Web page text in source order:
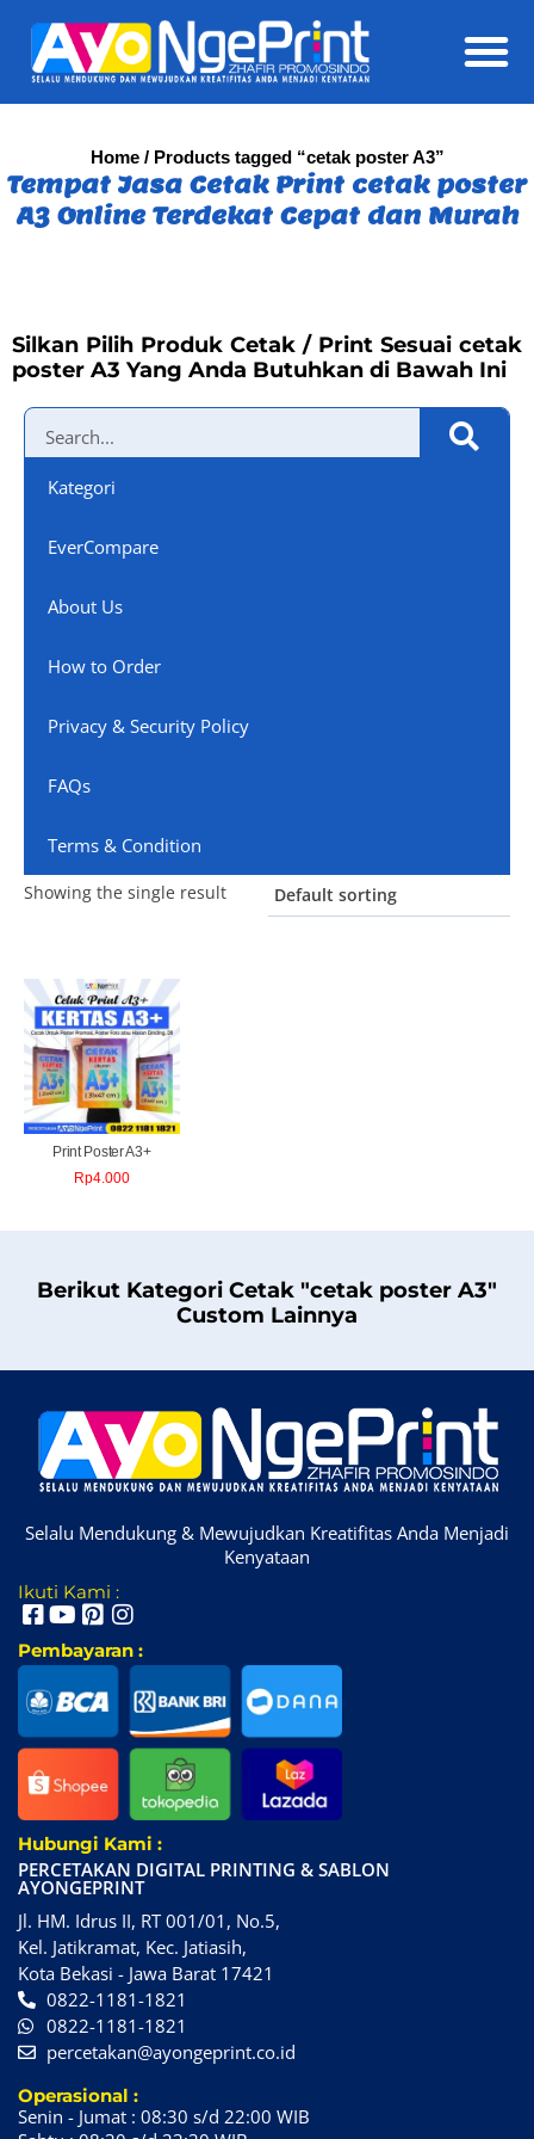
Home/ Products tagged “cetak poster A3”
Tempat Jasa Cetak Print cetak poster
A3 Online Terdekat Cepat dan Murah
Silkan Pilih Produk Cetak / Print Sesuai cetak
poster A3 Yang Anda Butuhkan di Bawah Ini
Kategori
EverCompare
About Us
How to Order
Privacy & Security Policy
FAQs
Terms & Condition
Showing the single result
Print Poster A3+
Rp4.000
Berikut Kategori Cetak "cetak poster A3"
Custom Lainnya
Selalu Mendukung & Mewujudkan Kreatifitas Anda Menjadi
Kenyataan
Ikuti Kami :
Pembayaran :
Hubungi Kami :
PERCETAKAN DIGITAL PRINTING & SABLON
AYONGEPRINT
Jl. HM. Idrus II, RT 001/01, No.5,
Kel. Jatikramat, Kec. Jatiasih,
Kota Bekasi - Jawa Barat 17421
0822-1181-1821
0822-1181-1821
percetakan@ayongeprint.co.id
Operasional :
Senin - Jumat : 08:30 s/d 22:00 WIB